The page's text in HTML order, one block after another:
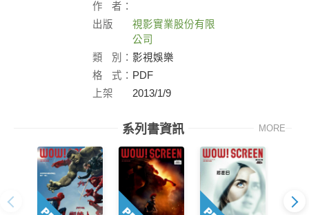
作
者：
出版
視影實業股份有限
公司
類
別： 影視娛樂
格
式： PDF
上架
2013/1/9
系列書資訊 MORE